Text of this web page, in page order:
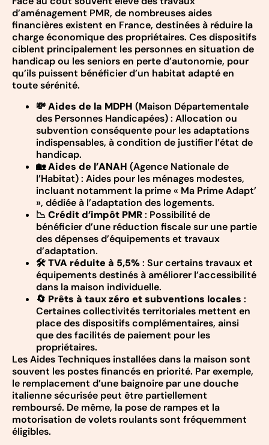
d’aménagement PMR, de nombreuses aides
financières existent en France, destinées à réduire la
charge économique des propriétaires. Ces dispositifs
ciblent principalement les personnes en situation de
handicap ou les seniors en perte d’autonomie, pour
qu’ils puissent bénéficier d’un habitat adapté en
toute sérénité.
💸Aides de la MDPH (Maison Départementale
des Personnes Handicapées) : Allocation ou
subvention conséquente pour les adaptations
indispensables, à condition de justifier l’état de
handicap.
🏡Aides de l’ANAH (Agence Nationale de
l’Habitat) : Aides pour les ménages modestes,
incluant notamment la prime « Ma Prime Adapt’
», dédiée à l’adaptation des logements.
📉Crédit d’impôt PMR: Possibilité de
bénéficier d’une réduction fiscale sur une partie
des dépenses d’équipements et travaux
d’adaptation.
🛠️TVA réduite à 5,5%: Sur certains travaux et
équipements destinés à améliorer l’accessibilité
dans la maison individuelle.
🔄 Prêts à taux zéro et subventions locales :
Certaines collectivités territoriales mettent en
place des dispositifs complémentaires, ainsi
que des facilités de paiement pour les
propriétaires.
Les Aides Techniques installées dans la maison sont
souvent les postes financés en priorité. Par exemple,
le remplacement d’une baignoire par une douche
italienne sécurisée peut être partiellement
remboursé. De même, la pose de rampes et la
motorisation de volets roulants sont fréquemment
éligibles.